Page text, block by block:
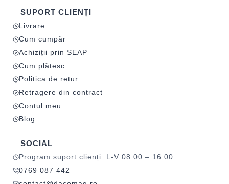
SUPORT CLIENȚI
Livrare
Cum cumpăr
Achiziții prin SEAP
Cum plătesc
Politica de retur
Retragere din contract
Contul meu
Blog
SOCIAL
Program suport clienți: L-V 08:00 – 16:00
0769 087 442